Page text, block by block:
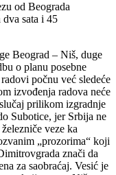
od Beograda
sata i 45
Beograd – Niš, duge
о planu posebne
počnu već sledeće
izvođenja radova neće
prilikom izgradnje
Subotice, jer Srbija ne
veze ka
„prozorima“ koji
znači da
za saobraćaj. Vesić je